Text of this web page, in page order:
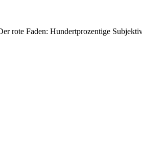
rote Faden: Hundertprozentige